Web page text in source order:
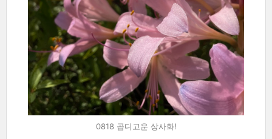
0818 곱디고운 상사화!